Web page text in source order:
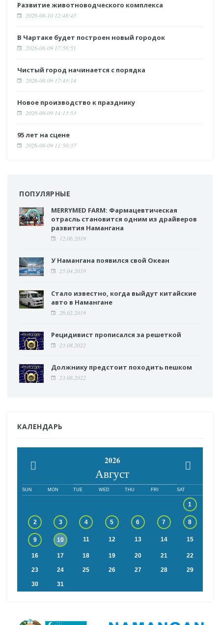
Развитие животноводческого комплекса
2026-08-10 12:48:45
В Чартаке будет построен новый городок
2026-08-09 17:58:51
Чистый город начинается с порядка
2026-08-09 17:43:14
Новое производство к празднику
2026-08-09 14:13:53
95 лет на сцене
2026-08-09 11:50:37
ПОПУЛЯРНЫЕ
MERRYMED FARM: Фармацевтическая
отрасль становится одним из драйверов
развития Намангана
12.06.2019
У Намангана появился свой Океан
25.04.2019
Стало известно, когда выйдут китайские
авто в Намангане
26.02.2019
Рецидивист прописался за решеткой
23.08.2022
Должнику предстоит походить пешком
23.08.2022
КАЛЕНДАРЬ
2026
Август
SUN MON TUE WED THU FRI SAT
1
2 3 4 5 6 7 8
9 10 11 12 13 14 15
16 17 18 19 20 21 22
23 24 25 26 27 28 29
30 31